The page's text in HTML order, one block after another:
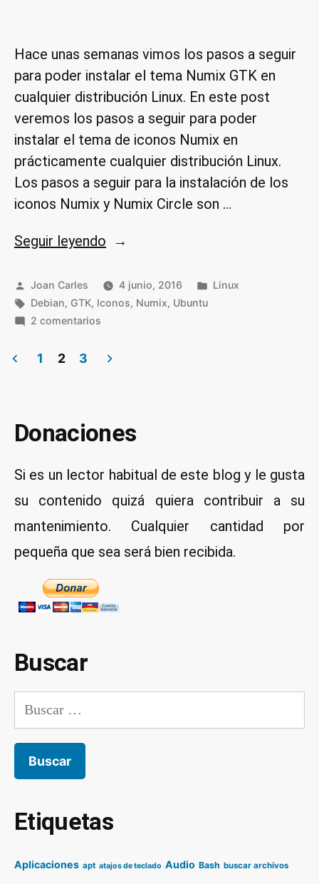
Hace unas semanas vimos los pasos a seguir
para poder instalar el tema Numix GTK en
cualquier distribución Linux. En este post
veremos los pasos a seguir para poder
instalar el tema de iconos Numix en
prácticamente cualquier distribución Linux.
Los pasos a seguir para la instalación de los
iconos Numix y Numix Circle son …
Seguir leyendo «Instalar
tema
de
en
Publicado
por
Joan Carles 4 junio, 2016
Publicado
Linux
Etiquetas:
Debian, GTK, Iconos, Numix, Ubuntu
2 comentarios
el
Numix
en
Paginación
1 2 3
Donaciones
Si es un lector habitual de este blog y le gusta
su contenido quizá quiera contribuir a su
mantenimiento. Cualquier cantidad por
pequeña que sea será bien recibida.
Buscar
Buscar:
Etiquetas
Aplicaciones apt atajos de teclado Audio Bash buscar archivos